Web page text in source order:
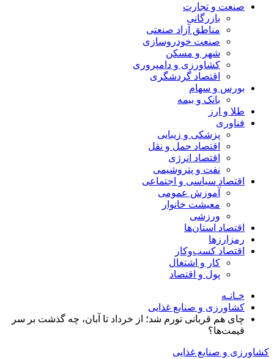
صنعت و تجارت
بازرگانی
مناطق آزاد صنعتی
صنعت خودروسازی
شهر و مسکن
کشاورزی و دامپروری
اقتصاد گردشگری
بورس و سهام
بانک و بیمه
طلا و ارز
فناوری
پزشکی و زیبایی
اقتصاد حمل و نقل
اقتصاد انرژی
نفت و پتروشیمی
اقتصاد سیاسی و اجتماعی
آموزش عمومی
معیشت خانوار
ورزشی
اقتصاد استان‌ها
رمزارزها
اقتصاد کسب‌و‌کار
کار و اشتغال
پول و اقتصاد
خـانـه
کشاورزی و صنایع غذایی
چای هم قربانی تورم شد؛ از خرداد تا آبان، چه گذشت بر سر
قیمت‌ها؟
کشاورزی و صنایع غذایی